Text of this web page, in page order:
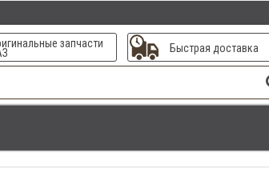
запчасти Быстрая доставка